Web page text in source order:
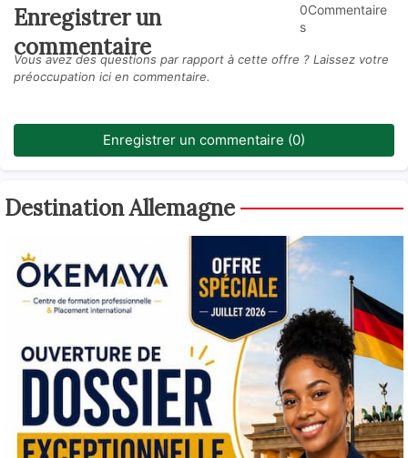
Enregistrer un
commentaire
0Commentaire
s
Vous avez des questions par rapport à cette offre ? Laissez votre
préoccupation ici en commentaire.
Enregistrer un commentaire (0)
Destination Allemagne